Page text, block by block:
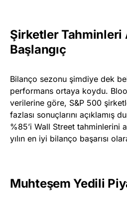
Şirketler Tahminleri
Başlangıç
Bilanço sezonu şimdiye dek
performans ortaya koydu.
verilerine göre, S&P 500
fazlası sonuçlarını açıklamış
%85’i Wall Street tahminlerini
yılın en iyi bilanço başarısı
Muhteşem Yedili